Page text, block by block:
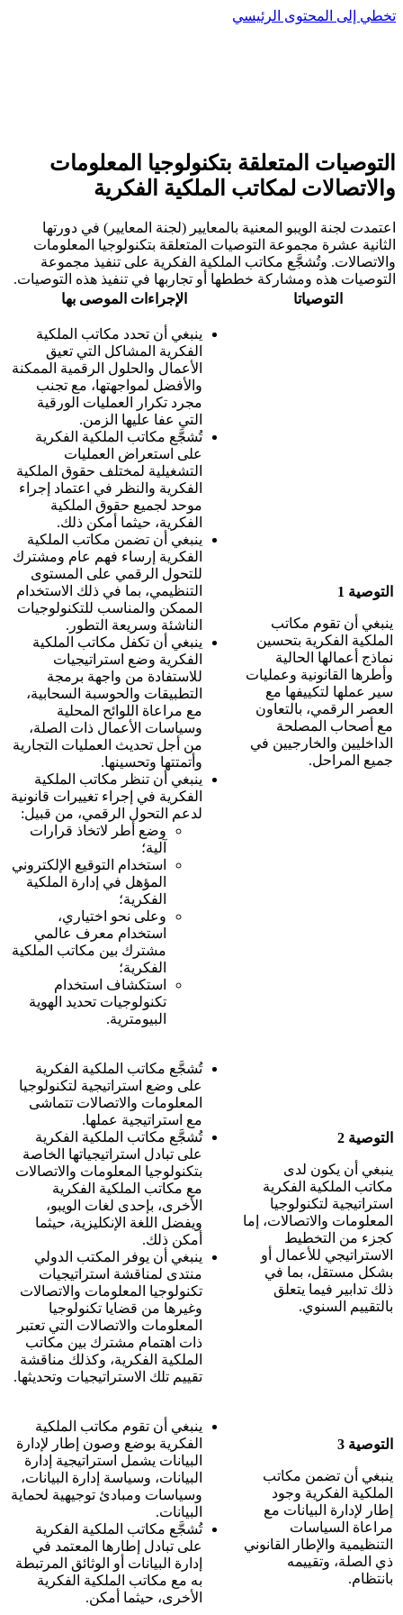
تخطي إلى المحتوى الرئيسي
التوصيات المتعلقة بتكنولوجيا المعلومات
والاتصالات لمكاتب الملكية الفكرية
اعتمدت لجنة الويبو المعنية بالمعايير (لجنة المعايير) في دورتها
الثانية عشرة مجموعة التوصيات المتعلقة بتكنولوجيا المعلومات
والاتصالات. وتُشجَّع مكاتب الملكية الفكرية على تنفيذ مجموعة
التوصيات هذه ومشاركة خططها أو تجاربها في تنفيذ هذه التوصيات.
التوصياتا
الإجراءات الموصى بها
التوصية 1
ينبغي أن تقوم مكاتب
الملكية الفكرية بتحسين
نماذج أعمالها الحالية
وأطرها القانونية وعمليات
سير عملها لتكييفها مع
العصر الرقمي، بالتعاون
مع أصحاب المصلحة
الداخليين والخارجيين في
جميع المراحل.
ينبغي أن تحدد مكاتب الملكية
الفكرية المشاكل التي تعيق
الأعمال والحلول الرقمية الممكنة
والأفضل لمواجهتها، مع تجنب
مجرد تكرار العمليات الورقية
التي عفا عليها الزمن.
تُشجَّع مكاتب الملكية الفكرية
على استعراض العمليات
التشغيلية لمختلف حقوق الملكية
الفكرية والنظر في اعتماد إجراء
موحد لجميع حقوق الملكية
الفكرية، حيثما أمكن ذلك.
ينبغي أن تضمن مكاتب الملكية
الفكرية إرساء فهم عام ومشترك
للتحول الرقمي على المستوى
التنظيمي، بما في ذلك الاستخدام
الممكن والمناسب للتكنولوجيات
الناشئة وسريعة التطور.
ينبغي أن تكفل مكاتب الملكية
الفكرية وضع استراتيجيات
للاستفادة من واجهة برمجة
التطبيقات والحوسبة السحابية،
مع مراعاة اللوائح المحلية
وسياسات الأعمال ذات الصلة،
من أجل تحديث العمليات التجارية
وأتمتتها وتحسينها.
ينبغي أن تنظر مكاتب الملكية
الفكرية في إجراء تغييرات قانونية
لدعم التحول الرقمي، من قبيل:
وضع أطر لاتخاذ قرارات
آلية؛
استخدام التوقيع الإلكتروني
المؤهل في إدارة الملكية
الفكرية؛
وعلى نحو اختياري،
استخدام معرف عالمي
مشترك بين مكاتب الملكية
الفكرية؛
استكشاف استخدام
تكنولوجيات تحديد الهوية
البيومترية.
التوصية 2
ينبغي أن يكون لدى
مكاتب الملكية الفكرية
استراتيجية لتكنولوجيا
المعلومات والاتصالات، إما
كجزء من التخطيط
الاستراتيجي للأعمال أو
بشكل مستقل، بما في
ذلك تدابير فيما يتعلق
بالتقييم السنوي.
تُشجَّع مكاتب الملكية الفكرية
على وضع استراتيجية لتكنولوجيا
المعلومات والاتصالات تتماشى
مع استراتيجية عملها.
تُشجَّع مكاتب الملكية الفكرية
على تبادل استراتيجياتها الخاصة
بتكنولوجيا المعلومات والاتصالات
مع مكاتب الملكية الفكرية
الأخرى، بإحدى لغات الويبو،
ويفضل اللغة الإنكليزية، حيثما
أمكن ذلك.
ينبغي أن يوفر المكتب الدولي
منتدى لمناقشة استراتيجيات
تكنولوجيا المعلومات والاتصالات
وغيرها من قضايا تكنولوجيا
المعلومات والاتصالات التي تعتبر
ذات اهتمام مشترك بين مكاتب
الملكية الفكرية، وكذلك مناقشة
تقييم تلك الاستراتيجيات وتحديثها.
التوصية 3
ينبغي أن تضمن مكاتب
الملكية الفكرية وجود
إطار لإدارة البيانات مع
مراعاة السياسات
التنظيمية والإطار القانوني
ذي الصلة، وتقييمه
بانتظام.
ينبغي أن تقوم مكاتب الملكية
الفكرية بوضع وصون إطار لإدارة
البيانات يشمل استراتيجية إدارة
البيانات، وسياسة إدارة البيانات،
وسياسات ومبادئ توجيهية لحماية
البيانات.
تُشجَّع مكاتب الملكية الفكرية
على تبادل إطارها المعتمد في
إدارة البيانات أو الوثائق المرتبطة
به مع مكاتب الملكية الفكرية
الأخرى، حيثما أمكن.